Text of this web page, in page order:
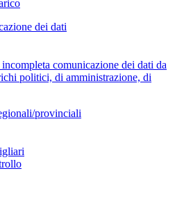
dei dati
comunicazione dei dati da
politici, di amministrazione, di
provinciali